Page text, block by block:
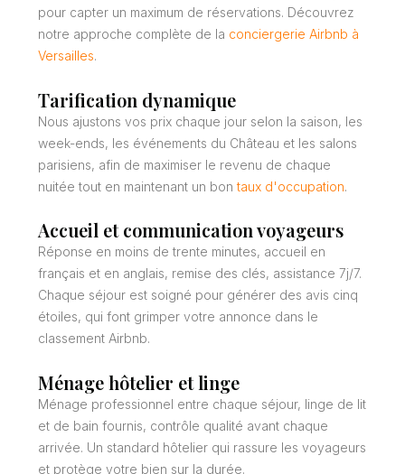
pour capter un maximum de réservations. Découvrez
notre approche complète de la conciergerie Airbnb à
Versailles.
Tarification dynamique
Nous ajustons vos prix chaque jour selon la saison, les
week-ends, les événements du Château et les salons
parisiens, afin de maximiser le revenu de chaque
nuitée tout en maintenant un bontaux d'occupation.
Accueil et communication voyageurs
Réponse en moins de trente minutes, accueil en
français et en anglais, remise des clés, assistance 7j/7.
Chaque séjour est soigné pour générer des avis cinq
étoiles, qui font grimper votre annonce dans le
classement Airbnb.
Ménage hôtelier et linge
Ménage professionnel entre chaque séjour, linge de lit
et de bain fournis, contrôle qualité avant chaque
arrivée. Un standard hôtelier qui rassure les voyageurs
et protège votre bien sur la durée.